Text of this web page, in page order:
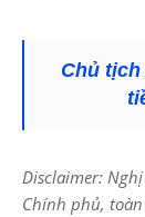
Chủ
Disclaimer:
Chính phủ,